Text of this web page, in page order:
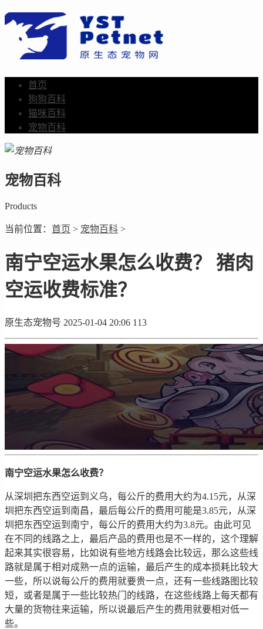
首页
狗狗百科
猫咪百科
宠物百科
宠物百科
Products
当前位置： 首页 > 宠物百科 >
南宁空运水果怎么收费？ 猪肉
空运收费标准？
原生态宠物号 2025-01-04 20:06 113
南宁空运水果怎么收费？
从深圳把东西空运到义乌，每公斤的费用大约为4.15元，从深
圳把东西空运到南昌，最后每公斤的费用可能是3.85元，从深
圳把东西空运到南宁，每公斤的费用大约为3.8元。由此可见
在不同的线路之上，最后产品的费用也是不一样的，这个理解
起来其实很容易，比如说有些地方线路会比较远，那么这些线
路就是属于相对成熟一点的运输，最后产生的成本损耗比较大
一些，所以说每公斤的费用就要贵一点，还有一些线路图比较
短，或者是属于一些比较热门的线路，在这些线路上每天都有
大量的货物往来运输，所以说最后产生的费用就要相对低一
些。